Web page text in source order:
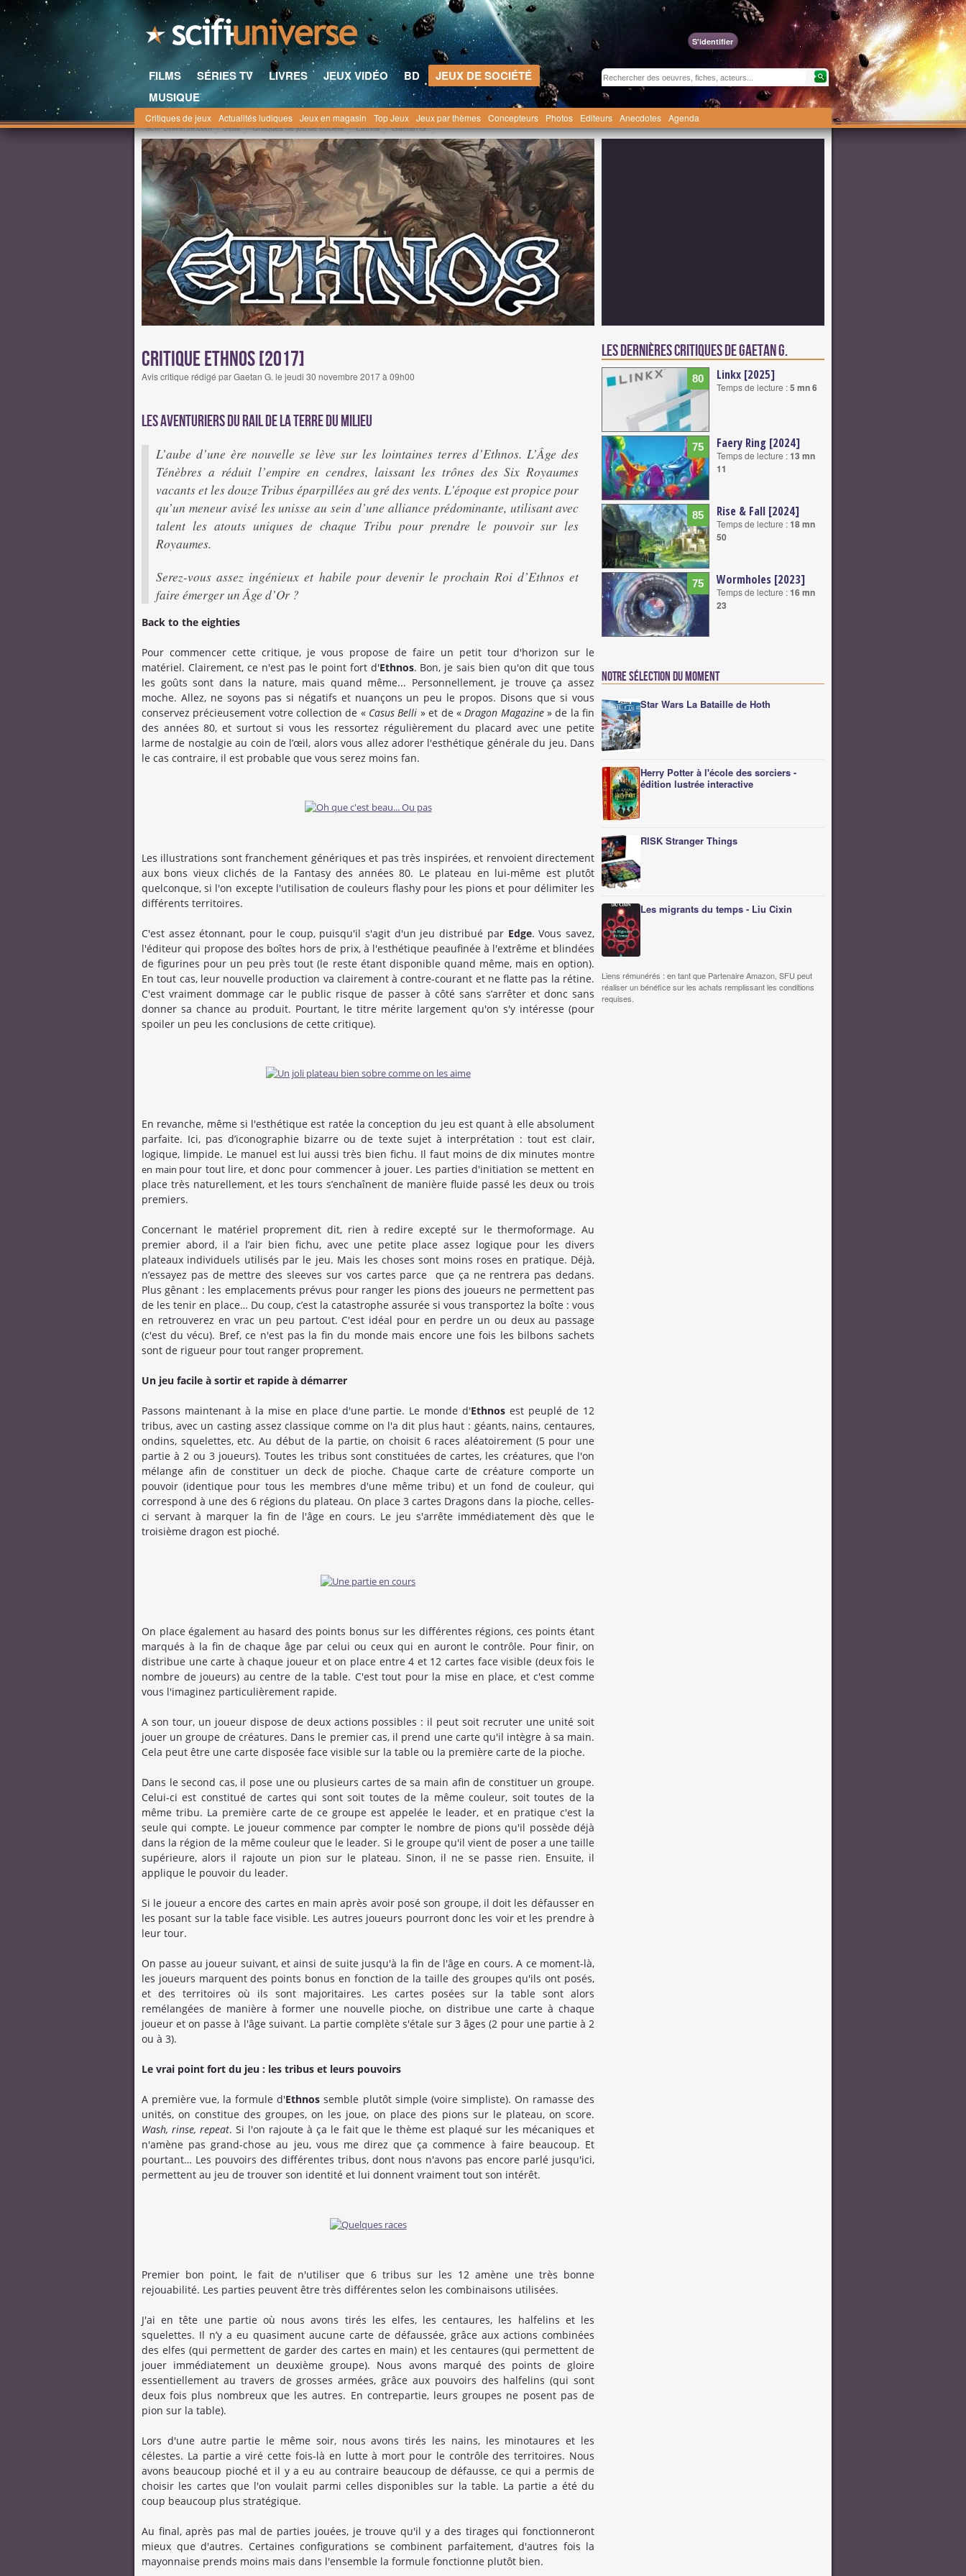
S'identifier
FILMS SÉRIES TV LIVRES JEUX VIDÉO BD
JEUX DE SOCIÉTÉ
MUSIQUE
Critiques de jeux Actualités ludiques Jeux en magasin Top Jeux Jeux par thèmes Concepteurs Photos Editeurs Anecdotes Agenda
Scifi-Universe.com Jeux Critiques de jeu de société Ethnos Gaetan G.
Critique Ethnos [2017]
Avis critique rédigé par Gaetan G. le jeudi 30 novembre 2017 à 09h00
Les aventuriers du rail de la Terre du Milieu
L’aube d’une ère nouvelle se lève sur les lointaines terres d’Ethnos. L’Âge des
Ténèbres a réduit l’empire en cendres, laissant les trônes des Six Royaumes
vacants et les douze Tribus éparpillées au gré des vents. L'époque est propice pour
qu’un meneur avisé les unisse au sein d’une alliance prédominante, utilisant avec
talent les atouts uniques de chaque Tribu pour prendre le pouvoir sur les
Royaumes.
Serez-vous assez ingénieux et habile pour devenir le prochain Roi d’Ethnos et
faire émerger un Âge d’Or ?
Back to the eighties
Pour commencer cette critique, je vous propose de faire un petit tour d'horizon sur le
matériel. Clairement, ce n'est pas le point fort d'Ethnos. Bon, je sais bien qu'on dit que tous
les goûts sont dans la nature, mais quand même... Personnellement, je trouve ça assez
moche. Allez, ne soyons pas si négatifs et nuançons un peu le propos. Disons que si vous
conservez précieusement votre collection de « Casus Belli » et de « Dragon Magazine» de la fin
des années 80, et surtout si vous les ressortez régulièrement du placard avec une petite
larme de nostalgie au coin de l’œil, alors vous allez adorer l'esthétique générale du jeu. Dans
le cas contraire, il est probable que vous serez moins fan.
Les illustrations sont franchement génériques et pas très inspirées, et renvoient directement
aux bons vieux clichés de la Fantasy des années 80. Le plateau en lui-même est plutôt
quelconque, si l'on excepte l'utilisation de couleurs flashy pour les pions et pour délimiter les
différents territoires.
C'est assez étonnant, pour le coup, puisqu'il s'agit d'un jeu distribué par Edge. Vous savez,
l'éditeur qui propose des boîtes hors de prix, à l'esthétique peaufinée à l'extrême et blindées
de figurines pour un peu près tout (le reste étant disponible quand même, mais en option).
En tout cas, leur nouvelle production va clairement à contre-courant et ne flatte pas la rétine.
C'est vraiment dommage car le public risque de passer à côté sans s’arrêter et donc sans
donner sa chance au produit. Pourtant, le titre mérite largement qu'on s'y intéresse (pour
spoiler un peu les conclusions de cette critique).
En revanche, même si l'esthétique est ratée la conception du jeu est quant à elle absolument
parfaite. Ici, pas d’iconographie bizarre ou de texte sujet à interprétation : tout est clair,
logique, limpide. Le manuel est lui aussi très bien fichu. Il faut moins de dix minutes montre
en main pour tout lire, et donc pour commencer à jouer. Les parties d'initiation se mettent en
place très naturellement, et les tours s’enchaînent de manière fluide passé les deux ou trois
premiers.
Concernant le matériel proprement dit, rien à redire excepté sur le thermoformage. Au
premier abord, il a l’air bien fichu, avec une petite place assez logique pour les divers
plateaux individuels utilisés par le jeu. Mais les choses sont moins roses en pratique. Déjà,
n’essayez pas de mettre des sleeves sur vos cartes parce que ça ne rentrera pas dedans.
Plus gênant : les emplacements prévus pour ranger les pions des joueurs ne permettent pas
de les tenir en place… Du coup, c’est la catastrophe assurée si vous transportez la boîte : vous
en retrouverez en vrac un peu partout. C'est idéal pour en perdre un ou deux au passage
(c'est du vécu). Bref, ce n'est pas la fin du monde mais encore une fois les bilbons sachets
sont de rigueur pour tout ranger proprement.
Un jeu facile à sortir et rapide à démarrer
Passons maintenant à la mise en place d'une partie. Le monde d'Ethnos est peuplé de 12
tribus, avec un casting assez classique comme on l'a dit plus haut : géants, nains, centaures,
ondins, squelettes, etc. Au début de la partie, on choisit 6 races aléatoirement (5 pour une
partie à 2 ou 3 joueurs). Toutes les tribus sont constituées de cartes, les créatures, que l'on
mélange afin de constituer un deck de pioche. Chaque carte de créature comporte un
pouvoir (identique pour tous les membres d'une même tribu) et un fond de couleur, qui
correspond à une des 6 régions du plateau. On place 3 cartes Dragons dans la pioche, celles-
ci servant à marquer la fin de l'âge en cours. Le jeu s'arrête immédiatement dès que le
troisième dragon est pioché.
On place également au hasard des points bonus sur les différentes régions, ces points étant
marqués à la fin de chaque âge par celui ou ceux qui en auront le contrôle. Pour finir, on
distribue une carte à chaque joueur et on place entre 4 et 12 cartes face visible (deux fois le
nombre de joueurs) au centre de la table. C'est tout pour la mise en place, et c'est comme
vous l'imaginez particulièrement rapide.
A son tour, un joueur dispose de deux actions possibles : il peut soit recruter une unité soit
jouer un groupe de créatures. Dans le premier cas, il prend une carte qu'il intègre à sa main.
Cela peut être une carte disposée face visible sur la table ou la première carte de la pioche.
Dans le second cas, il pose une ou plusieurs cartes de sa main afin de constituer un groupe.
Celui-ci est constitué de cartes qui sont soit toutes de la même couleur, soit toutes de la
même tribu. La première carte de ce groupe est appelée le leader, et en pratique c'est la
seule qui compte. Le joueur commence par compter le nombre de pions qu'il possède déjà
dans la région de la même couleur que le leader. Si le groupe qu'il vient de poser a une taille
supérieure, alors il rajoute un pion sur le plateau. Sinon, il ne se passe rien. Ensuite, il
applique le pouvoir du leader.
Si le joueur a encore des cartes en main après avoir posé son groupe, il doit les défausser en
les posant sur la table face visible. Les autres joueurs pourront donc les voir et les prendre à
leur tour.
On passe au joueur suivant, et ainsi de suite jusqu'à la fin de l'âge en cours. A ce moment-là,
les joueurs marquent des points bonus en fonction de la taille des groupes qu'ils ont posés,
et des territoires où ils sont majoritaires. Les cartes posées sur la table sont alors
remélangées de manière à former une nouvelle pioche, on distribue une carte à chaque
joueur et on passe à l'âge suivant. La partie complète s'étale sur 3 âges (2 pour une partie à 2
ou à 3).
Le vrai point fort du jeu : les tribus et leurs pouvoirs
A première vue, la formule d'Ethnos semble plutôt simple (voire simpliste). On ramasse des
unités, on constitue des groupes, on les joue, on place des pions sur le plateau, on score.
Wash, rinse, repeat. Si l'on rajoute à ça le fait que le thème est plaqué sur les mécaniques et
n'amène pas grand-chose au jeu, vous me direz que ça commence à faire beaucoup. Et
pourtant… Les pouvoirs des différentes tribus, dont nous n'avons pas encore parlé jusqu'ici,
permettent au jeu de trouver son identité et lui donnent vraiment tout son intérêt.
Premier bon point, le fait de n'utiliser que 6 tribus sur les 12 amène une très bonne
rejouabilité. Les parties peuvent être très différentes selon les combinaisons utilisées.
J'ai en tête une partie où nous avons tirés les elfes, les centaures, les halfelins et les
squelettes. Il n’y a eu quasiment aucune carte de défaussée, grâce aux actions combinées
des elfes (qui permettent de garder des cartes en main) et les centaures (qui permettent de
jouer immédiatement un deuxième groupe). Nous avons marqué des points de gloire
essentiellement au travers de grosses armées, grâce aux pouvoirs des halfelins (qui sont
deux fois plus nombreux que les autres. En contrepartie, leurs groupes ne posent pas de
pion sur la table).
Lors d'une autre partie le même soir, nous avons tirés les nains, les minotaures et les
célestes. La partie a viré cette fois-là en lutte à mort pour le contrôle des territoires. Nous
avons beaucoup pioché et il y a eu au contraire beaucoup de défausse, ce qui a permis de
choisir les cartes que l'on voulait parmi celles disponibles sur la table. La partie a été du
coup beaucoup plus stratégique.
Au final, après pas mal de parties jouées, je trouve qu'il y a des tirages qui fonctionneront
mieux que d'autres. Certaines configurations se combinent parfaitement, d'autres fois la
mayonnaise prends moins mais dans l'ensemble la formule fonctionne plutôt bien.
Les dernières critiques de Gaetan G.
80 Linkx [2025]
Temps de lecture :5 mn 6
75 Faery Ring [2024]
Temps de lecture :13 mn
11
85 Rise & Fall [2024]
Temps de lecture :18 mn
50
75 Wormholes [2023]
Temps de lecture :16 mn
23
Notre sélection du moment
Star Wars La Bataille de Hoth
Herry Potter à l'école des sorciers -
édition lustrée interactive
RISK Stranger Things
Les migrants du temps - Liu Cixin
Liens rémunérés : en tant que Partenaire Amazon, SFU peut
réaliser un bénéfice sur les achats remplissant les conditions
requises.